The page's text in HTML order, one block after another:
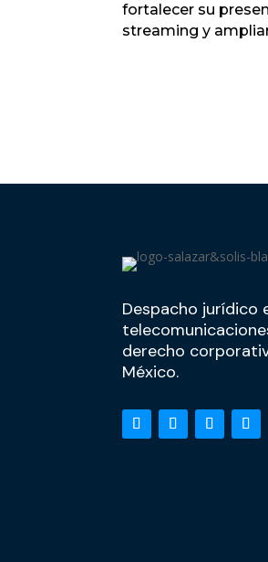
fortalecer su
streaming y
Despacho jurídico
derecho
México.